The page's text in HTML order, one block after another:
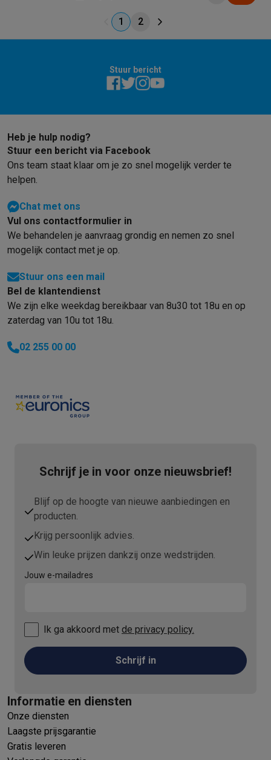
1 2
Stuur bericht
Heb je hulp nodig?
Stuur een bericht via Facebook
Ons team staat klaar om je zo snel mogelijk verder te
helpen.
Chat met ons
Vul ons contactformulier in
We behandelen je aanvraag grondig en nemen zo snel
mogelijk contact met je op.
Stuur ons een mail
Bel de klantendienst
We zijn elke weekdag bereikbaar van 8u30 tot 18u en op
zaterdag van 10u tot 18u.
02 255 00 00
Schrijf je in voor onze nieuwsbrief!
Blijf op de hoogte van nieuwe aanbiedingen en
producten.
Krijg persoonlijk advies.
Win leuke prijzen dankzij onze wedstrijden.
Jouw e-mailadres
Ik ga akkoord met de privacy policy.
Schrijf in
Informatie en diensten
Onze diensten
Laagste prijsgarantie
Gratis leveren